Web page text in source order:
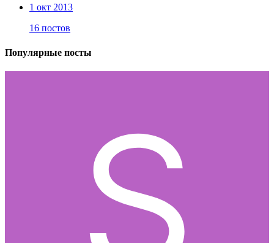
1 окт 2013
16 постов
Популярные посты